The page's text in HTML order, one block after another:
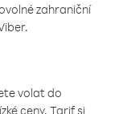
zahraniční
volat do
ceny. Tarif si